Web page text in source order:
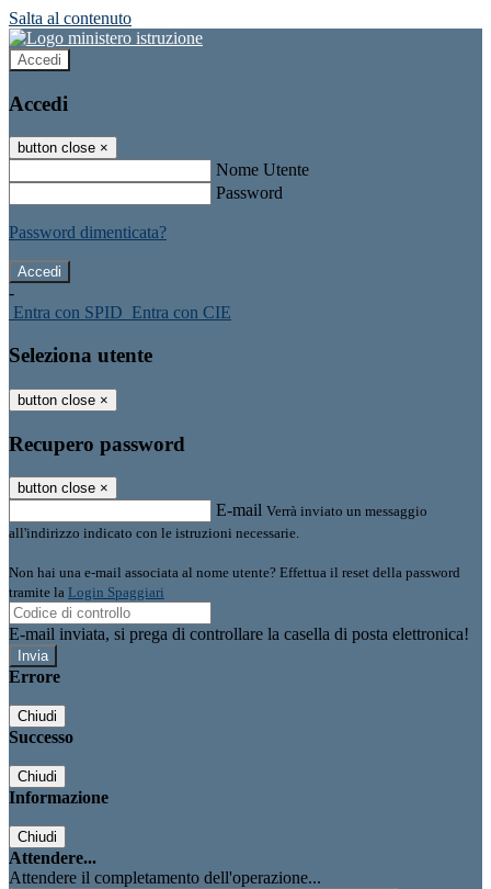
Salta al contenuto
Accedi
Accedi
button close ×
Nome Utente
Password
Password dimenticata?
-
Entra con SPID Entra con CIE
Seleziona utente
button close ×
Recupero password
button close ×
E-mail Verrà inviato un messaggio
all'indirizzo indicato con le istruzioni necessarie.
Non hai una e-mail associata al nome utente? Effettua il reset della password
tramite la Login Spaggiari
E-mail inviata, si prega di controllare la casella di posta elettronica!
Errore
Chiudi
Successo
Chiudi
Informazione
Chiudi
Attendere...
Attendere il completamento dell'operazione...